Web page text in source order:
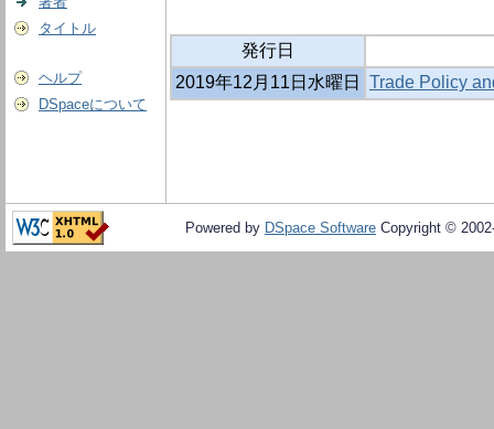
タイトル
ヘルプ
DSpaceについて
発行日
2019年12月11日水曜日
Trade Policy
Powered by DSpace Software Copyright ©